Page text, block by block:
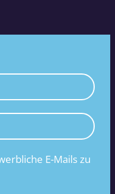
E-Mails zu